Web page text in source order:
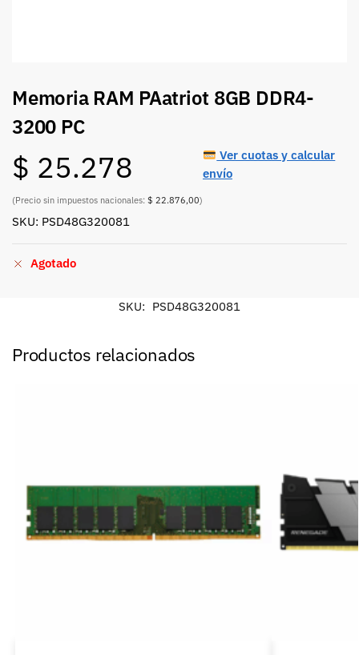
Memoria RAM PAatriot 8GB DDR4-
3200 PC
$ 25.278
(Precio sin impuestos nacionales: $ 22.876,00)
Ver cuotas y calcular
envío
SKU: PSD48G320081
Agotado
SKU: PSD48G320081
Productos relacionados